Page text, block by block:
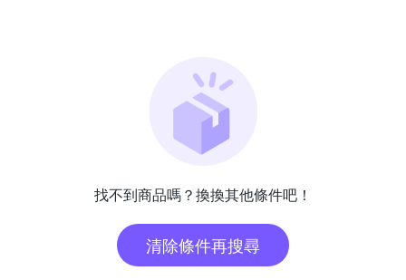
找不到商品嗎？換換其他條件吧！
清除條件再搜尋